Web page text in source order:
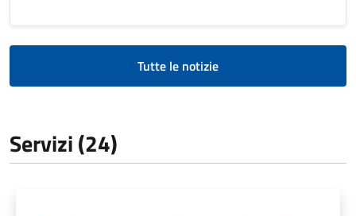
Tutte le notizie
Servizi (24)